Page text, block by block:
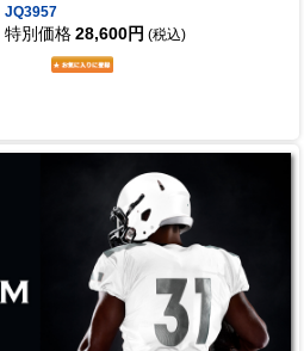
JQ3957
特別価格 28,600円 (税込)